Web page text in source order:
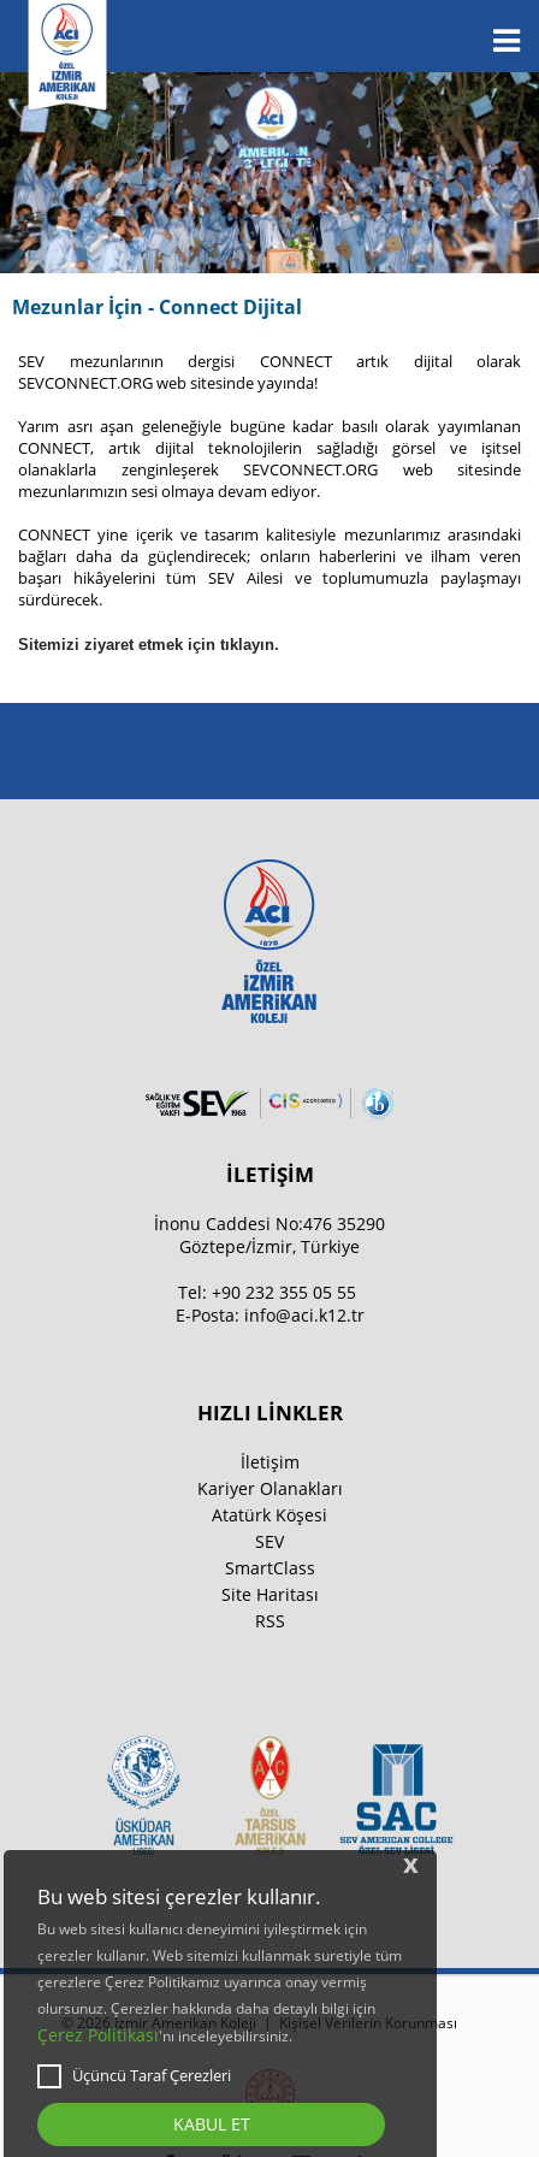
x
Bu web sitesi çerezler kullanır.
Bu web sitesi kullanıcı deneyimini iyileştirmek için
çerezler kullanır. Web sitemizi kullanmak suretiyle tüm
çerezlere Çerez Politikamız uyarınca onay vermiş
olursunuz. Çerezler hakkında daha detaylı bilgi için
Çerez Politikası'nı inceleyebilirsiniz.
Üçüncü Taraf Çerezleri
KABUL ET
Mezunlar İçin - Connect Dijital
SEV mezunlarının dergisi CONNECT artık dijital olarak
SEVCONNECT.ORG web sitesinde yayında!
Yarım asrı aşan geleneğiyle bugüne kadar basılı olarak yayımlanan
CONNECT, artık dijital teknolojilerin sağladığı görsel ve işitsel
olanaklarla zenginleşerek SEVCONNECT.ORG web sitesinde
mezunlarımızın sesi olmaya devam ediyor.
CONNECT yine içerik ve tasarım kalitesiyle mezunlarımız arasındaki
bağları daha da güçlendirecek; onların haberlerini ve ilham veren
başarı hikâyelerini tüm SEV Ailesi ve toplumumuzla paylaşmayı
sürdürecek.
Sitemizi ziyaret etmek için tıklayın.
İLETİŞİM
İnonu Caddesi No:476 35290
Göztepe/İzmir, Türkiye
Tel: +90 232 355 05 55
E-Posta: info@aci.k12.tr
HIZLI LİNKLER
İletişim
Kariyer Olanakları
Atatürk Köşesi
SEV
SmartClass
Site Haritası
RSS
© 2026 İzmir Amerikan Koleji | Kişisel Verilerin Korunması